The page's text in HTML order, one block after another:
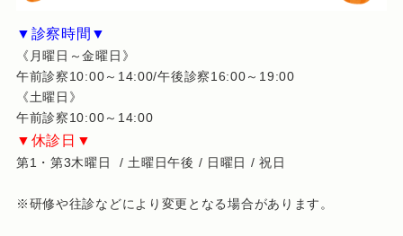
▼診察時間▼
《月曜日～金曜日》
午前診察10:00～14:00/午後診察16:00～19:00
《土曜日》
午前診察10:00～14:00
▼休診日▼
第1・第3木曜日 / 土曜日午後 / 日曜日 / 祝日
※研修や往診などにより変更となる場合があります。